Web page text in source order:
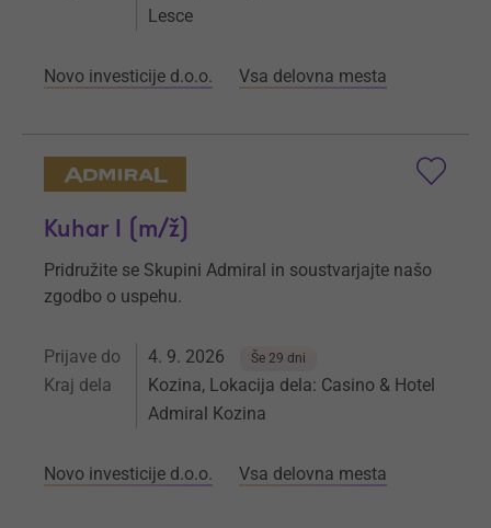
Lesce
Novo investicije d.o.o. Vsa delovna mesta
Kuhar I (m/ž)
Pridružite se Skupini Admiral in soustvarjajte našo
zgodbo o uspehu.
Prijave do 4. 9. 2026 Še 29 dni
Kraj dela
Kozina, Lokacija dela: Casino & Hotel
Admiral Kozina
Novo investicije d.o.o. Vsa delovna mesta